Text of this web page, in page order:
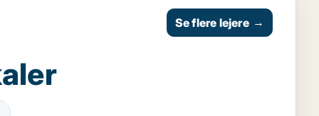
Se flere lejere →